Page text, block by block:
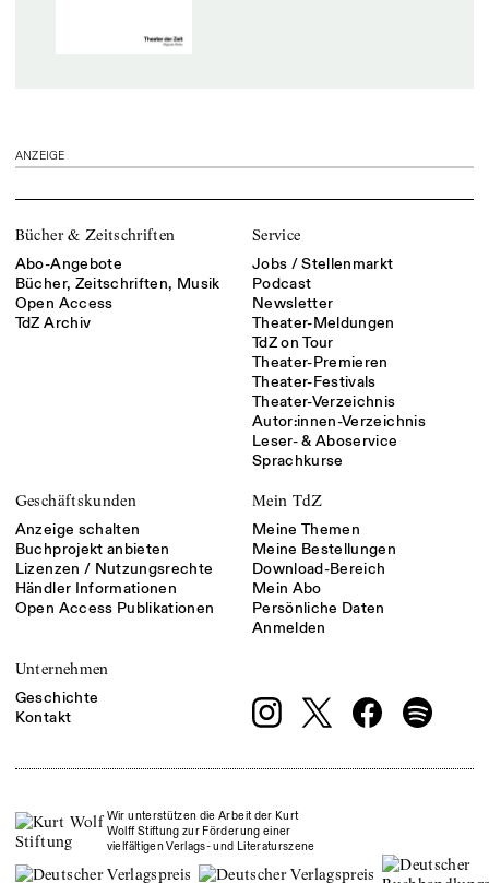
ANZEIGE
Bücher & Zeitschriften
Abo-Angebote
Bücher, Zeitschriften, Musik
Open Access
TdZ Archiv
Service
Jobs / Stellenmarkt
Podcast
Newsletter
Theater-Meldungen
TdZ on Tour
Theater-Premieren
Theater-Festivals
Theater-Verzeichnis
Autor:innen-Verzeichnis
Leser- & Aboservice
Sprachkurse
Geschäftskunden
Anzeige schalten
Buchprojekt anbieten
Lizenzen / Nutzungsrechte
Händler Informationen
Open Access Publikationen
Mein TdZ
Meine Themen
Meine Bestellungen
Download-Bereich
Mein Abo
Persönliche Daten
Anmelden
Unternehmen
Geschichte
Kontakt
Wir unterstützen die Arbeit der Kurt
Wolff Stiftung zur Förderung einer
vielfältigen Verlags- und Literaturszene